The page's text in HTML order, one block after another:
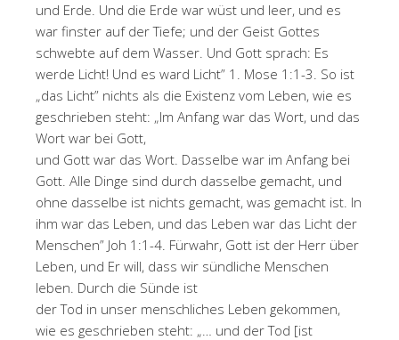
und Erde. Und die Erde war wüst und leer, und es
war finster auf der Tiefe; und der Geist Gottes
schwebte auf dem Wasser. Und Gott sprach: Es
werde Licht! Und es ward Licht” 1. Mose 1:1-3. So ist
„das Licht” nichts als die Existenz vom Leben, wie es
geschrieben steht: „Im Anfang war das Wort, und das
Wort war bei Gott,
und Gott war das Wort. Dasselbe war im Anfang bei
Gott. Alle Dinge sind durch dasselbe gemacht, und
ohne dasselbe ist nichts gemacht, was gemacht ist. In
ihm war das Leben, und das Leben war das Licht der
Menschen” Joh 1:1-4. Fürwahr, Gott ist der Herr über
Leben, und Er will, dass wir sündliche Menschen
leben. Durch die Sünde ist
der Tod in unser menschliches Leben gekommen,
wie es geschrieben steht: „… und der Tod [ist